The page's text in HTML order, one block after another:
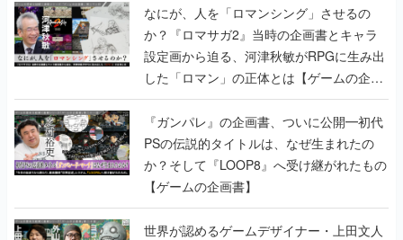
なにが、人を「ロマンシング」させるの
か？『ロマサガ2』当時の企画書とキャラ
設定画から迫る、河津秋敏がRPGに生み出
した「ロマン」の正体とは【ゲームの企画
書】
『ガンパレ』の企画書、ついに公開━初代
PSの伝説的タイトルは、なぜ生まれたの
か？そして『LOOP8』へ受け継がれたもの
【ゲームの企画書】
世界が認めるゲームデザイナー・上田文人